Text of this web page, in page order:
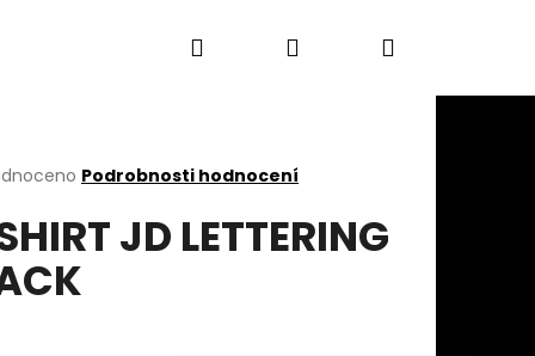
Kontakty Doprava
Hledat PřihlášeníNákupní
Podrobnosti hodnocení
JD LETTERING